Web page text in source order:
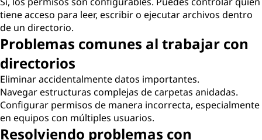
tiene acceso para leer, escribir o ejecutar archivos dentro
de un directorio.
Problemas comunes al trabajar con
directorios
Eliminar accidentalmente datos importantes.
Navegar estructuras complejas de carpetas anidadas.
Configurar permisos de manera incorrecta, especialmente
en equipos con múltiples usuarios.
Resolviendo problemas con